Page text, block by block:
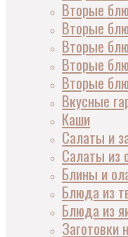
Вторые
Вторые
Вторые
Вторые
Вторые
Вкусные
Каши
Салаты и
Салаты из
Блины и
Блюда из
Блюда из
Заготовки